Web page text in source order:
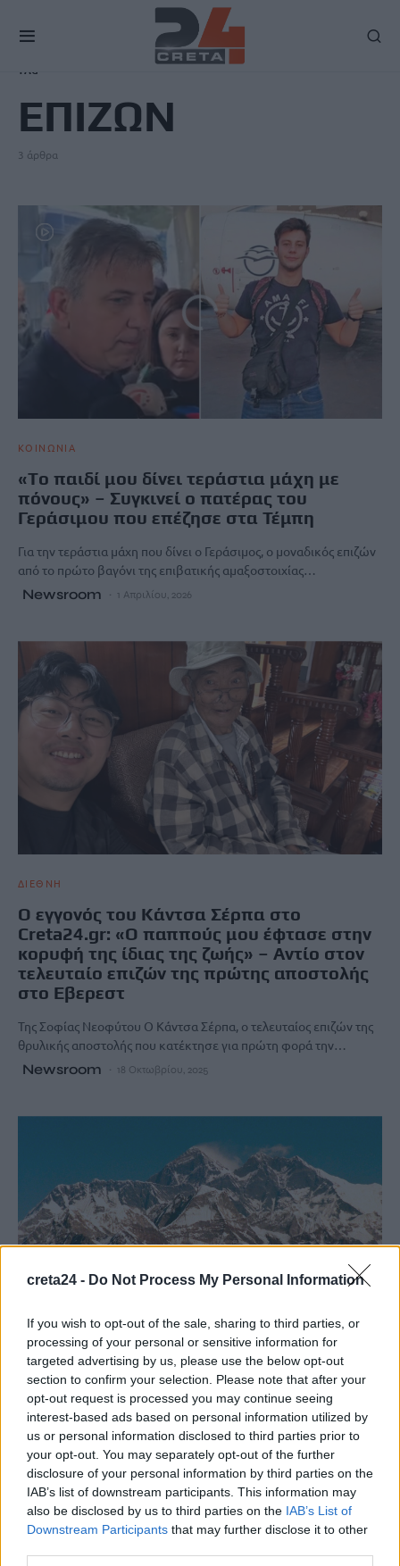
creta24 - Do Not Process My Personal Information
If you wish to opt-out of the sale, sharing to third parties, or
processing of your personal or sensitive information for
targeted advertising by us, please use the below opt-out
section to confirm your selection. Please note that after your
opt-out request is processed you may continue seeing
interest-based ads based on personal information utilized by
us or personal information disclosed to third parties prior to
your opt-out. You may separately opt-out of the further
disclosure of your personal information by third parties on the
IAB’s list of downstream participants. This information may
also be disclosed by us to third parties on the IAB’s List of
Downstream Participants that may further disclose it to other
TAG
ΕΠΙΖΩΝ
3 άρθρα
ΚΟΙΝΩΝΙΑ
«Tο παιδί μου δίνει τεράστια μάχη με
πόνους» – Συγκινεί ο πατέρας του
Γεράσιμου που επέζησε στα Τέμπη
Για την τεράστια μάχη που δίνει ο Γεράσιμος, ο μοναδικός επιζών
από το πρώτο βαγόνι της επιβατικής αμαξοστοιχίας…
Newsroom 1 Απριλίου, 2026
ΔΙΕΘΝΗ
Ο εγγονός του Κάντσα Σέρπα στο
Creta24.gr: «Ο παππούς μου έφτασε στην
κορυφή της ίδιας της ζωής» – Αντίο στον
τελευταίο επιζών της πρώτης αποστολής
στο Εβερεστ
Της Σοφίας Νεοφύτου Ο Κάντσα Σέρπα, ο τελευταίος επιζών της
θρυλικής αποστολής που κατέκτησε για πρώτη φορά την…
Newsroom 18 Οκτωβρίου, 2025
ΔΙΕΘΝΗ
Πέθανε ο τελευταίος επιζών της
αποστολής που κατέκτησε το Έβερεστ το
1953
Ο τελευταίος επιζών της αποστολής που έφθασε για πρώτη φορά
στην κορυφή του Έβερεστ το 1953, ο Κάντσα…
Newsroom 16 Οκτωβρίου, 2025
ΡΟΗ ΕΙΔΗΣΕΩΝ